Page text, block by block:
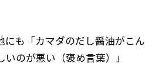
にも「カマダのだし醤油がこん
いのが悪い（褒め言葉）」